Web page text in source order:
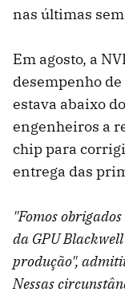
nas últimas
Em agosto, a
desempenho
estava abaixo
engenheiros a
chip para
entrega das
"Fomos
da GPU
produção",
Nessas